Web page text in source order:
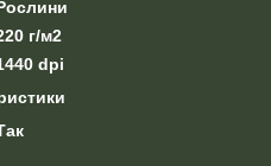
г/м2
dpi